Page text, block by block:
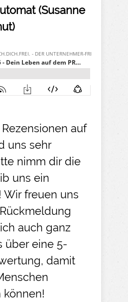
(Susanne
Rezensionen auf
uns sehr
nimm dir die
uns ein
Wir freuen uns
auch ganz
über eine 5-
damit
können!